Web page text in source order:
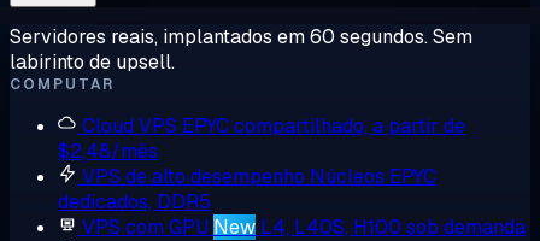
Servidores reais, implantados em 60 segundos. Sem
labirinto de upsell.
COMPUTAR
Cloud VPS EPYC compartilhado, a partir de
$2,48/mês
VPS de alto desempenho Núcleos EPYC
dedicados, DDR5
VPS com GPU New L4, L40S, H100 sob demanda